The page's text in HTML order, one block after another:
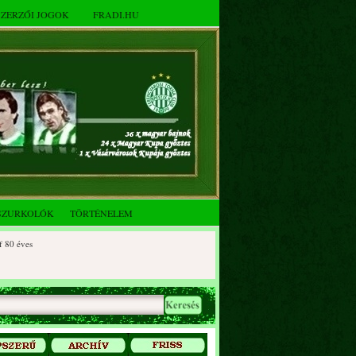
JOGOK FRADI.HU
TÖRTÉNELEM